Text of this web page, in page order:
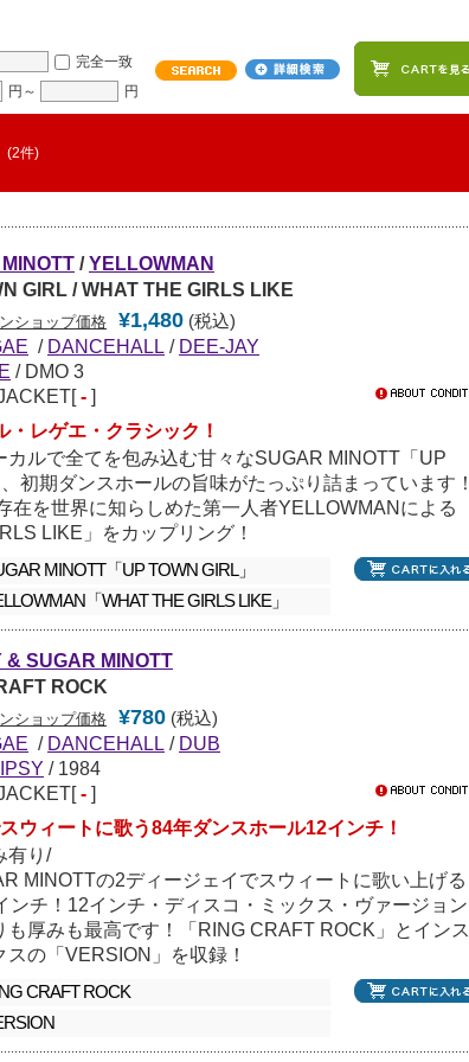
完全一致
円～ 円
(2件)
/ YELLOWMAN
GIRL / WHAT THE GIRLS LIKE
ショップ価格 ¥1,480 (税込)
/ DANCEHALL / DEE-JAY
/ DMO 3
- ]
・レゲエ・クラシック！
カルで全てを包み込む甘々なSUGAR MINOTT「UP
初期ダンスホールの旨味がたっぷり詰まっています！
在を世界に知らしめた第一人者YELLOWMANによる
LIKE」をカップリング！
MINOTT「UP TOWN GIRL」
「WHAT THE GIRLS LIKE」
& SUGAR MINOTT
ROCK
ショップ価格 ¥780 (税込)
/ DANCEHALL / DUB
/1984
- ]
ウィートに歌う84年ダンスホール12インチ！
有り/
MINOTTの2ディージェイでスウィートに歌い上げる
ンチ！12インチ・ディスコ・ミックス・ヴァージョン
も厚みも最高です！「RING CRAFT ROCK」とインス
スの「VERSION」を収録！
CRAFT ROCK